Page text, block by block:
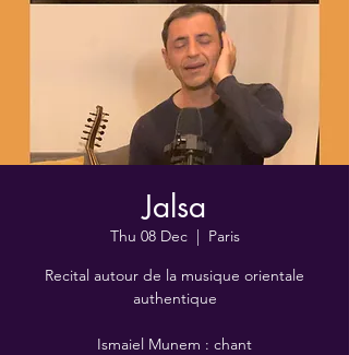
Jalsa
Thu 08 Dec
  |
Paris
Recital autour de la musique orientale
authentique
Ismaiel Munem : chant